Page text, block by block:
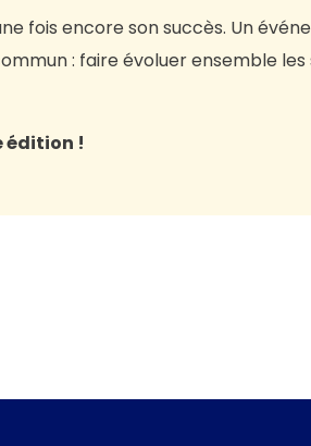
fois encore son succès. Un
: faire évoluer ensemble les
édition !